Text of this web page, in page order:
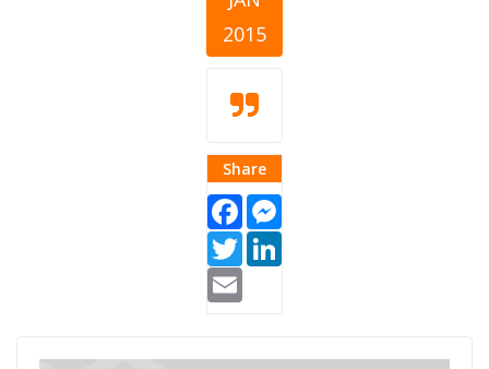
2015
Share
Facebook
Twitter